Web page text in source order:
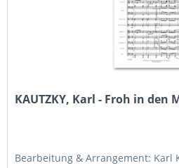
KAUTZKY, Karl - Froh in den
Bearbeitung & Arrangement: Karl